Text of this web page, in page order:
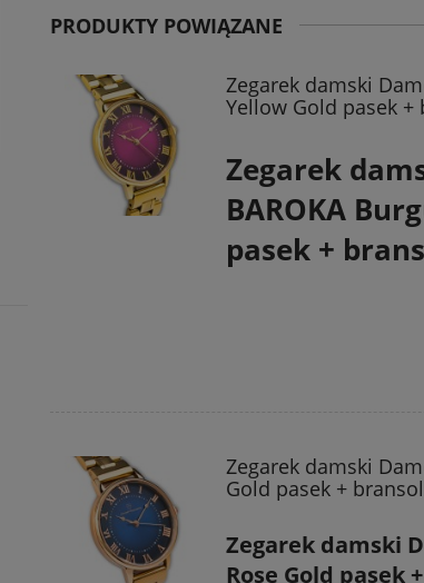
PRODUKTY POWIĄZANE
Zegarek damski
Yellow Gold pasek
Zegarek
BAROKA
pasek +
Zegarek damski
Gold pasek +
Zegarek damski
Rose Gold pasek